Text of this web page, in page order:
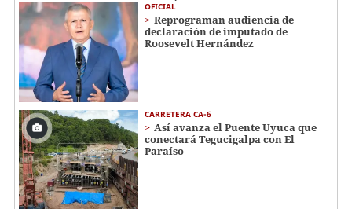
OFICIAL
Reprograman audiencia de
declaración de imputado de
Roosevelt Hernández
CARRETERA CA-6
Así avanza el Puente Uyuca que
conectará Tegucigalpa con El
Paraíso